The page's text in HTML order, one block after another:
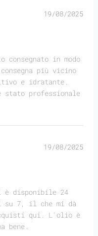
19/08/2025
in modo
più vicino
e idratante.
stato professionale
19/08/2025
disponibile 24
su 7, il che mi dà
qui. L'olio è
bene.